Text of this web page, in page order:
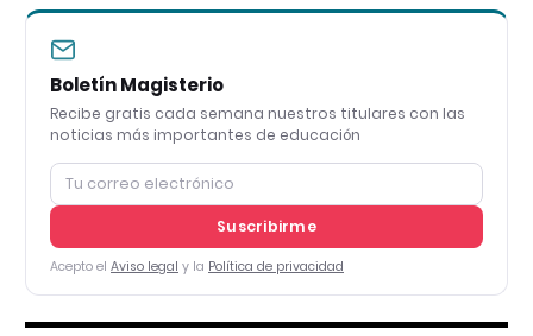
Boletín Magisterio
Recibe gratis cada semana nuestros titulares con las
noticias más importantes de educación
Suscribirme
Acepto el Aviso legal y la Política de privacidad